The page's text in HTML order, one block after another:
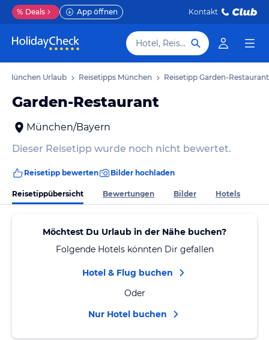
% Deals App öffnen Kontakt
Hotel, Reiseziel
München Urlaub Reisetipps München Reisetipp Garden-Restaurant
Garden-Restaurant
München/Bayern
Dieser Reisetipp wurde noch nicht bewertet.
Reisetipp bewerten Bilder hochladen
Reisetippübersicht Bewertungen Bilder Hotels
Möchtest Du Urlaub in der Nähe buchen?
Folgende Hotels könnten Dir gefallen
Hotel & Flug buchen
Oder
Nur Hotel buchen